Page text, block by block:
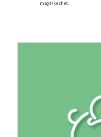
megérkezhet.